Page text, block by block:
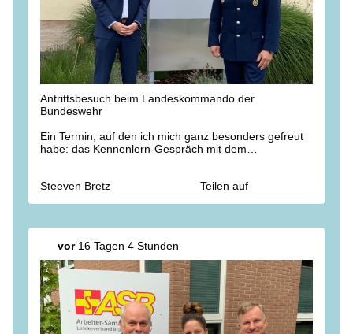
Antrittsbesuch beim Landeskommando der
Bundeswehr
Ein Termin, auf den ich mich ganz besonders gefreut
habe: das Kennenlern-Gespräch mit dem
#deutschland
#Bundeswehr
#NATO
Steeven Bretz Teilen auf
vor16 Tagen 4 Stunden